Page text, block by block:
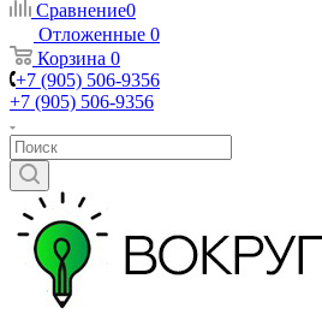
Сравнение0
Отложенные 0
Корзина 0
+7 (905) 506-9356
+7 (905) 506-9356